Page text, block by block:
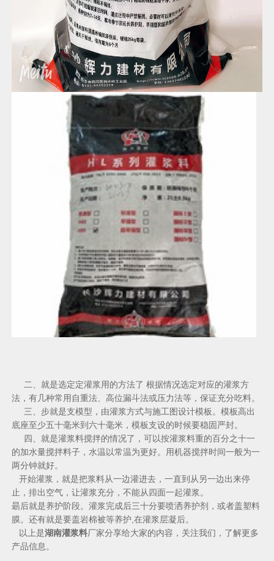
二、就是选定定灌浆用的方法了 根据情况选定对应的灌浆方
法，有几种常用自重法、高位漏斗法或压力法等，保证充分吃料。
三、步就是支模型，由灌浆方式与施工图设计模板。模板高出
底座至少五十毫米到六十毫米，模板支设的时候要稳固严封。
四、就是灌浆料搅拌的情况了，可以按灌浆料重的百分之十一
的加水量搅拌料子，水温以常温为更好。用机器搅拌时间一般为一
两分钟就好。
开始灌浆，就是把浆料从一边灌进去，一直到从另一边出来停
止，排出空气，让灌浆充分，不能从四面一起灌浆。
朂后就是养护阶段。灌浆完成后三十分要喷洒养护剂，或者盖塑料
膜。还有就是要盖岩棉被等养护,在灌浆层凝后。
以上是湖南灌浆料厂家分享给大家的内容，关注我们，了解更多
产品信息。